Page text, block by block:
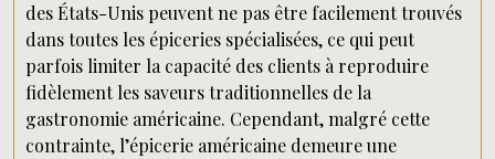
des États-Unis peuvent ne pas être facilement trouvés
dans toutes les épiceries spécialisées, ce qui peut
parfois limiter la capacité des clients à reproduire
fidèlement les saveurs traditionnelles de la
gastronomie américaine. Cependant, malgré cette
contrainte, l’épicerie américaine demeure une